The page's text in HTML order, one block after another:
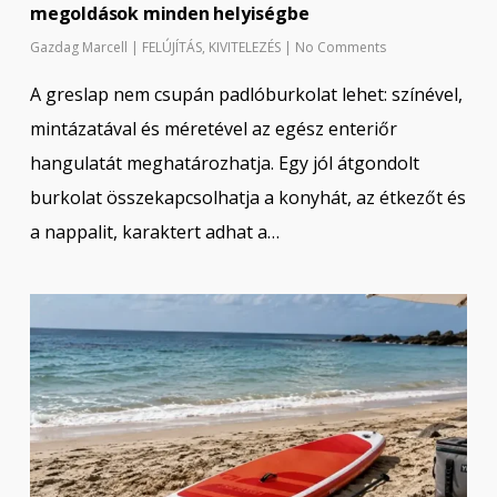
megoldások minden helyiségbe
Gazdag Marcell | FELÚJÍTÁS, KIVITELEZÉS | No Comments
A greslap nem csupán padlóburkolat lehet: színével,
mintázatával és méretével az egész enteriőr
hangulatát meghatározhatja. Egy jól átgondolt
burkolat összekapcsolhatja a konyhát, az étkezőt és
a nappalit, karaktert adhat a…